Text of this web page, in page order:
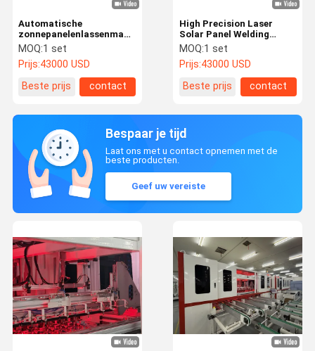
Automatische
zonnepanelenlassenmachine
Hoogprecisie-
infraroodlaserlassen
MOQ:1 set
Prijs:43000 USD
Beste prijs
contact
High Precision Laser
Solar Panel Welding
Machine Met
Luchtverbruik 3200L/Min
MOQ:1 set
Prijs:43000 USD
Beste prijs
contact
Bespaar je tijd
Laat ons met u contact opnemen met de
beste producten.
Geef uw vereiste